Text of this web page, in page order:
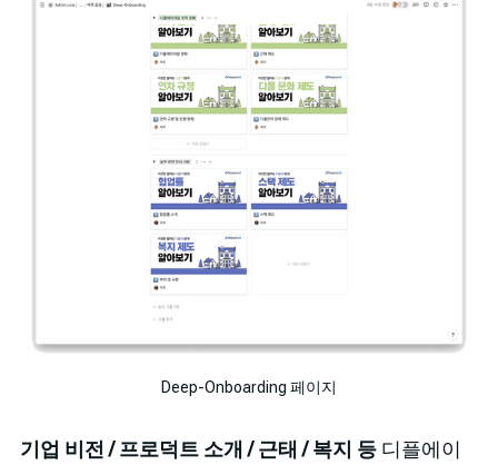
Deep-Onboarding 페이지
기업 비전 / 프로덕트 소개 / 근태 / 복지 등디플에이